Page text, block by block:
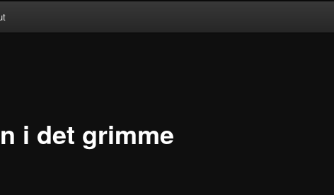
i det grimme